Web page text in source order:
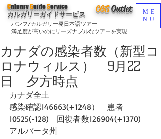
CGSOutlet
バンフ/カルガリー発日本語ツアー
満足度が高いのにリーズナブルなツアーを実現
CalgaryGuideService
カルガリーガイドサービス
ME
NU
カナダの感染者数（新型コ
ロナウィルス） 9月22
日 夕方時点
カナダ全土
感染確認146663(+1248）　患者
10525(-128)　回復者数126904(+1370)
アルバータ州